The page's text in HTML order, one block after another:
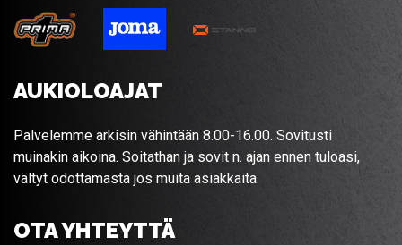
AUKIOLOAJAT
Palvelemme arkisin vähintään 8.00-16.00. Sovitusti
muinakin aikoina. Soitathan ja sovit n. ajan ennen tuloasi,
vältyt odottamasta jos muita asiakkaita.
OTA YHTEYTTÄ